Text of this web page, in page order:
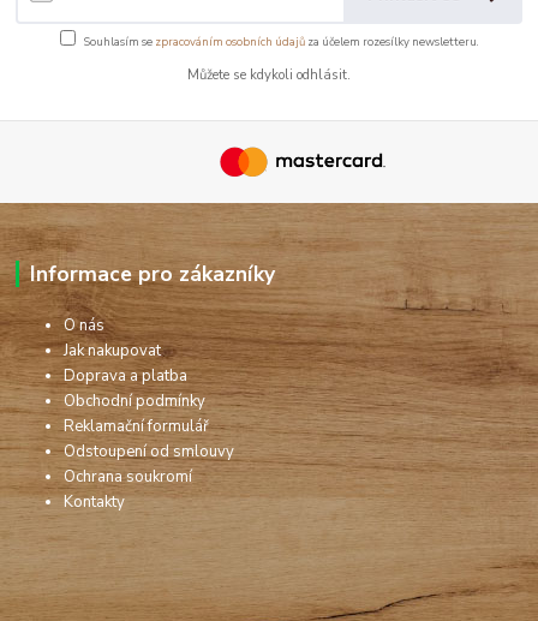
Souhlasím se zpracováním osobních údajůza účelem rozesílky newsletteru.
Můžete se kdykoli odhlásit.
Informace pro zákazníky
O nás
Jak nakupovat
Doprava a platba
Obchodní podmínky
Reklamační formulář
Odstoupení od smlouvy
Ochrana soukromí
Kontakty